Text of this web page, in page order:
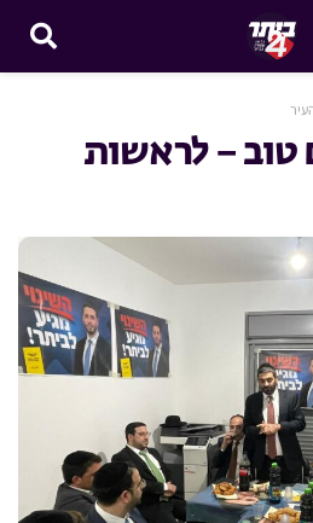
– לראשות